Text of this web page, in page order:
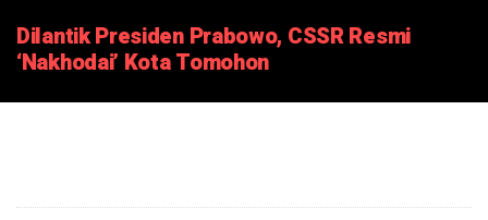
Dilantik Presiden Prabowo, CSSR Resmi
‘Nakhodai’ Kota Tomohon